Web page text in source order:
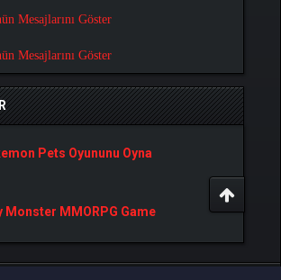
Mesajlarını Göster
Mesajlarını Göster
Pets Oyununu Oyna
Monster MMORPG Game